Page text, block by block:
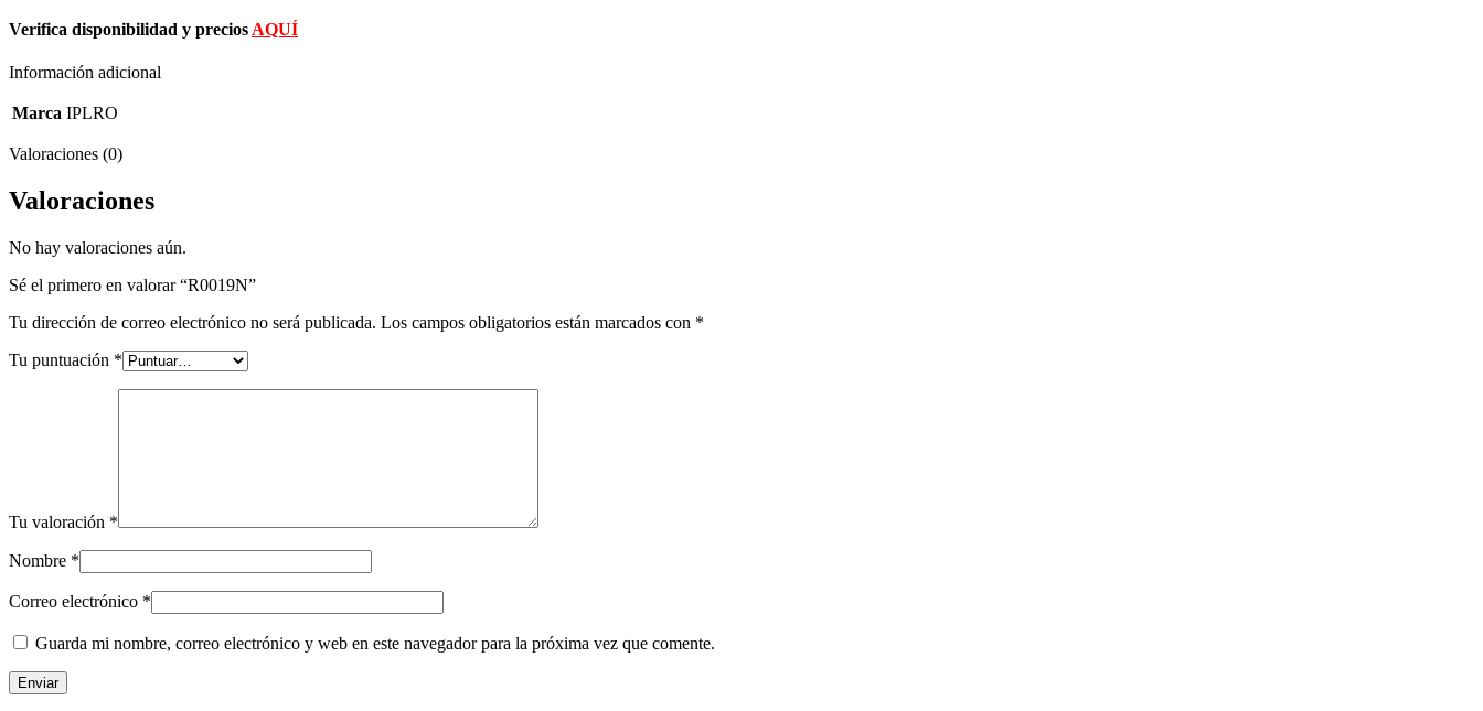
Verifica disponibilidad y precios AQUÍ
Información adicional
Marca IPLRO
Valoraciones (0)
Valoraciones
No hay valoraciones aún.
Sé el primero en valorar “R0019N”
Tu dirección de correo electrónico no será publicada. Los campos obligatorios están marcados con *
Tu puntuación *
Tu valoración *
Nombre *
Correo electrónico *
Guarda mi nombre, correo electrónico y web en este navegador para la próxima vez que comente.